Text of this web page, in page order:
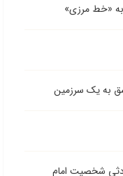
به «خط مرزی»
شخصیت امام